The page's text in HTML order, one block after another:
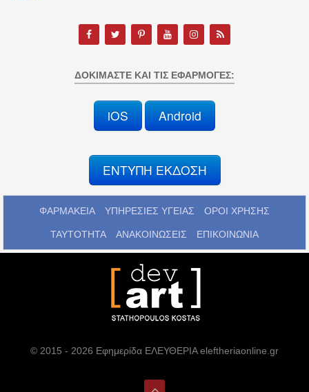
ΔΟΚΙΜΆΣΤΕ ΚΑΙ ΤΙΣ ΕΦΑΡΜΟΓΈΣ:
iOS Android
ΕΝΤΥΠΗ ΕΚΔΟΣΗ
ΦΑΡΜΑΚΕΙΑ ΥΠΗΡΕΣΙΕΣ ΥΓΕΙΑΣ ΟΡΟΙ ΧΡΗΣΗΣ
ΤΑΥΤΟΤΗΤΑ ΑΝΑΚΟΙΝΩΣΕΙΣ ΕΠΙΚΟΙΝΩΝΙΑ
© 2015 - 2026 Εφημερίδα ΕΛΕΥΘΕΡΙΑ eleftheriaonline.gr